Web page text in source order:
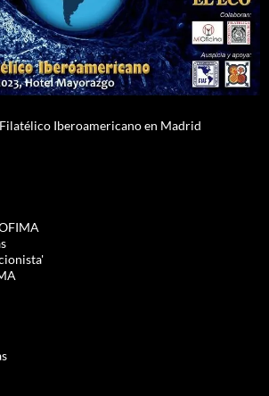
Iberoamericano en Madrid